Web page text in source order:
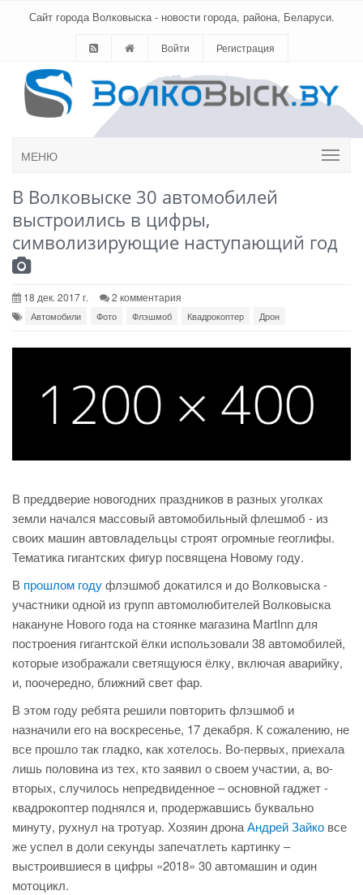
Сайт города Волковыска - новости города, района, Беларуси.
Войти Регистрация
МЕНЮ
В Волковыске 30 автомобилей
выстроились в цифры,
символизирующие наступающий год
18 дек. 2017 г. 2 комментария
Автомобили Фото Флэшмоб Квадрокоптер Дрон
В преддверие новогодних праздников в разных уголках
земли начался массовый автомобильный флешмоб - из
своих машин автовладельцы строят огромные геоглифы.
Тематика гигантских фигур посвящена Новому году.
В прошлом годуфлэшмоб докатился и до Волковыска -
участники одной из групп автомолюбителей Волковыска
накануне Нового года на стоянке магазина MartInn для
построения гигантской ёлки использовали 38 автомобилей,
которые изображали светящуюся ёлку, включая аварийку,
и, поочередно, ближний свет фар.
В этом году ребята решили повторить флэшмоб и
назначили его на воскресенье, 17 декабря. К сожалению, не
все прошло так гладко, как хотелось. Во-первых, приехала
лишь половина из тех, кто заявил о своем участии, а, во-
вторых, случилось непредвиденное – основной гаджет -
квадрокоптер поднялся и, продержавшись буквально
минуту, рухнул на тротуар. Хозяин дронаАндрей Зайко все
же успел в доли секунды запечатлеть картинку –
выстроившиеся в цифры «2018» 30 автомашин и один
мотоцикл.